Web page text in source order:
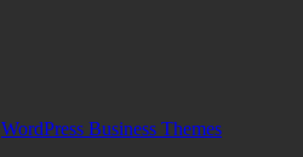
WordPress Business Themes